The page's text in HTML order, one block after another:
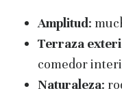
Amplitud:
Terraza
comedor
Naturaleza: